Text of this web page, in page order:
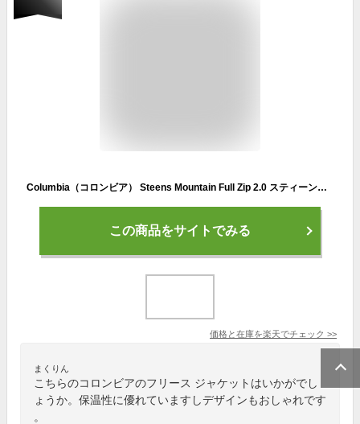
Columbia（コロンビア） Steens Mountain Full Zip 2.0 スティーンズ マウンテン フルジップ フリース ジャケット メンズ レディース 2022-2023 アウトドア 切替 トレーナー インナー 山登り 登山 フェス キャンプ 通勤 通学 【WE3220】
この商品をサイトでみる
価格と在庫を楽天でチェック >>
まくりん
こちらのコロンビアのフリース ジャケットはいかがでし
ょうか。保温性に優れていますしデザインもおしゃれです
。